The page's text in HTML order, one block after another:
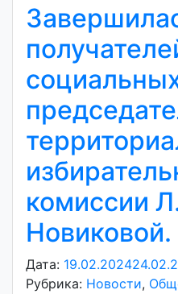
комиссии
Новиковой.
Дата: 19.02.2024
Рубрика: Новости,